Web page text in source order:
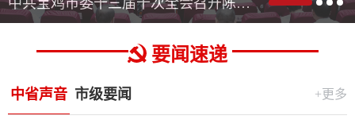
中共宝鸡市委十三届十次全会召开陈晓勇作市委常委会工作报告并讲话 牛恺安排经济工作
要闻速递
中省声音 市级要闻 +更多